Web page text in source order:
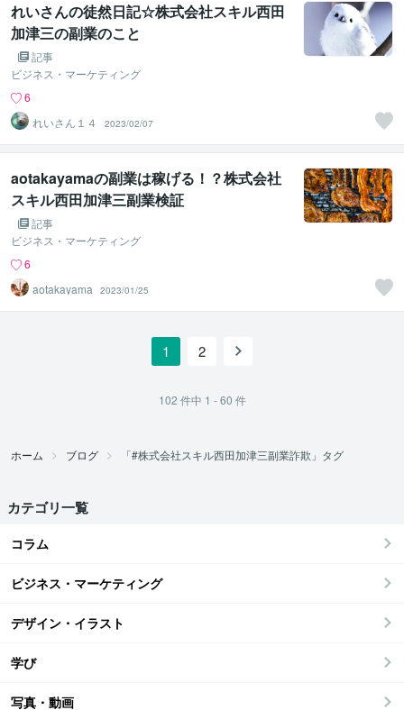
れいさんの徒然日記☆株式会社スキル西田
加津三の副業のこと
記事
ビジネス・マーケティング
6
れいさん１４
2023/02/07
aotakayamaの副業は稼げる！？株式会社
スキル西田加津三副業検証
記事
ビジネス・マーケティング
6
aotakayama
2023/01/25
1 2
102 件中 1 - 60 件
ホーム ブログ 「#株式会社スキル西田加津三副業詐欺」タグ
カテゴリ一覧
コラム
ビジネス・マーケティング
デザイン・イラスト
学び
写真・動画